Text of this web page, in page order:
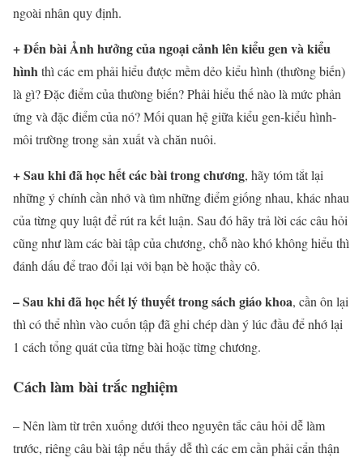
ngoài nhân quy định.
+ Đến bài Ảnh hưởng của ngoại cảnh lên kiểu gen và kiểu
hìnhthì các em phải hiểu được mềm dẻo kiểu hình (thường biến)
là gì? Đặc điểm của thường biến? Phải hiểu thế nào là mức phản
ứng và đặc điểm của nó? Mối quan hệ giữa kiểu gen-kiểu hình-
môi trường trong sản xuất và chăn nuôi.
+ Sau khi đã học hết các bài trong chương, hãy tóm tắt lại
những ý chính cần nhớ và tìm những điểm giống nhau, khác nhau
của từng quy luật để rút ra kết luận. Sau đó hãy trả lời các câu hỏi
cũng như làm các bài tập của chương, chỗ nào khó không hiểu thì
đánh dấu để trao đổi lại với bạn bè hoặc thầy cô.
– Sau khi đã học hết lý thuyết trong sách giáo khoa, cần ôn lại
thì có thể nhìn vào cuốn tập đã ghi chép dàn ý lúc đầu để nhớ lại
1 cách tổng quát của từng bài hoặc từng chương.
Cách làm bài trắc nghiệm
– Nên làm từ trên xuống dưới theo nguyên tắc câu hỏi dễ làm
trước, riêng câu bài tập nếu thấy dễ thì các em cần phải cẩn thận